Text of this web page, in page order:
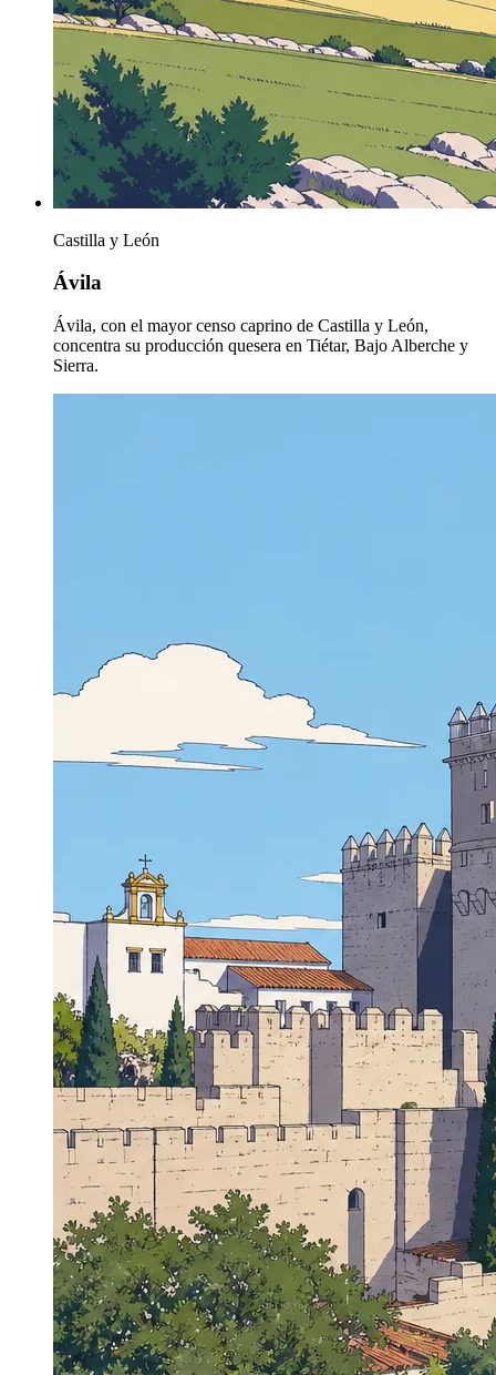
Castilla y León
Ávila
Ávila, con el mayor censo caprino de Castilla y León,
concentra su producción quesera en Tiétar, Bajo Alberche y
Sierra.